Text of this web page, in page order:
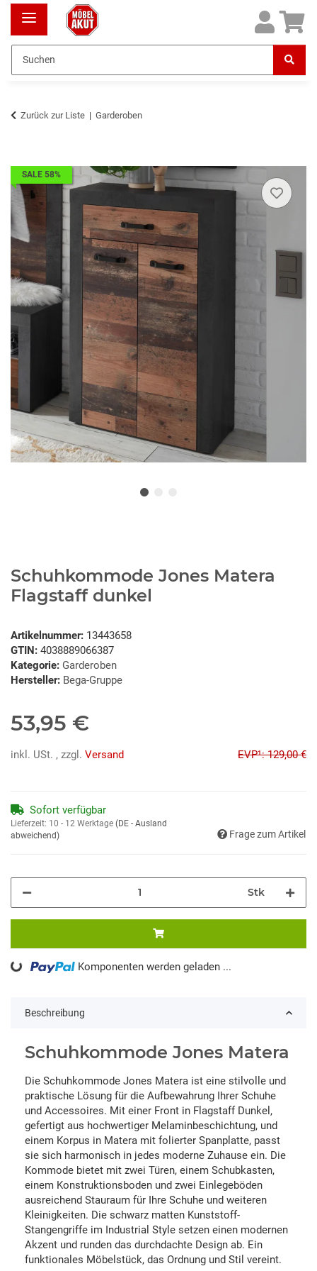
Zurück zur Liste Garderoben
SALE 58%
Schuhkommode Jones Matera
Flagstaff dunkel
Artikelnummer: 13443658
GTIN: 4038889066387
Kategorie: Garderoben
Hersteller: Bega-Gruppe
53,95 €
inkl. USt. , zzgl. Versand EVP¹: 129,00 €
Sofort verfügbar
Lieferzeit: 10 - 12 Werktage (DE - Ausland
abweichend)
Frage zum Artikel
Stk
Loading... Komponenten werden geladen ...
Beschreibung
Schuhkommode Jones Matera
Die Schuhkommode Jones Matera ist eine stilvolle und
praktische Lösung für die Aufbewahrung Ihrer Schuhe
und Accessoires. Mit einer Front in Flagstaff Dunkel,
gefertigt aus hochwertiger Melaminbeschichtung, und
einem Korpus in Matera mit folierter Spanplatte, passt
sie sich harmonisch in jedes moderne Zuhause ein. Die
Kommode bietet mit zwei Türen, einem Schubkasten,
einem Konstruktionsboden und zwei Einlegeböden
ausreichend Stauraum für Ihre Schuhe und weiteren
Kleinigkeiten. Die schwarz matten Kunststoff-
Stangengriffe im Industrial Style setzen einen modernen
Akzent und runden das durchdachte Design ab. Ein
funktionales Möbelstück, das Ordnung und Stil vereint.